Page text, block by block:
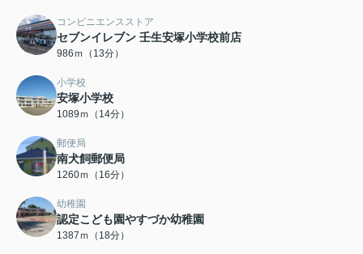
コンビニエンスストア
セブンイレブン 壬生安塚小学校前店
986ｍ（13分）
小学校
安塚小学校
1089ｍ（14分）
郵便局
南犬飼郵便局
1260ｍ（16分）
幼稚園
認定こども園やすづか幼稚園
1387ｍ（18分）